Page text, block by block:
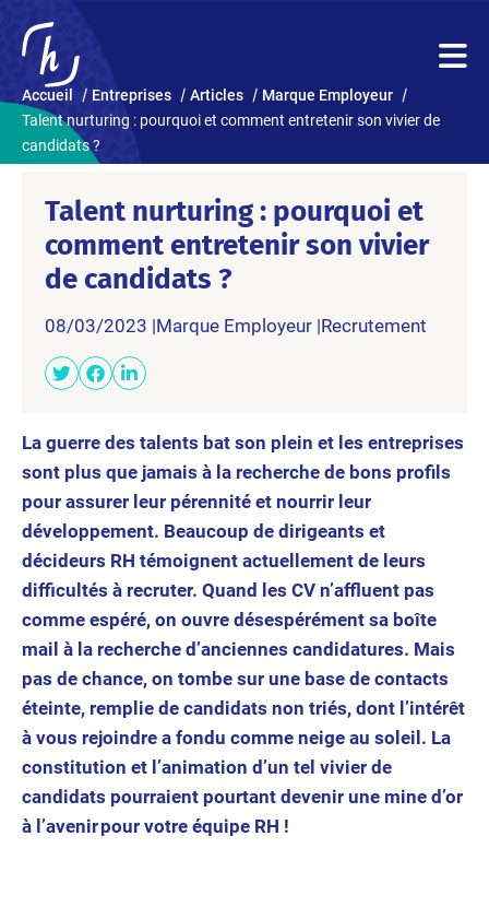
Accueil Entreprises Articles
Marque Employeur
Talent nurturing : pourquoi et comment entretenir son vivier de
candidats ?
Talent nurturing : pourquoi et
comment entretenir son vivier
de candidats ?
08/03/2023 |Marque Employeur Recrutement
La guerre des talents bat son plein et les entreprises
sont plus que jamais à la recherche de bons profils
pour assurer leur pérennité et nourrir leur
développement. Beaucoup de dirigeants et
décideurs RH témoignent actuellement de leurs
difficultés à recruter. Quand les CV n’affluent pas
comme espéré, on ouvre désespérément sa boîte
mail à la recherche d’anciennes candidatures. Mais
pas de chance, on tombe sur une base de contacts
éteinte, remplie de candidats non triés, dont l’intérêt
à vous rejoindre a fondu comme neige au soleil. La
constitution et l’animation d’un tel vivier de
candidats pourraient pourtant devenir une mine d’or
à l’avenir pour votre équipe RH !